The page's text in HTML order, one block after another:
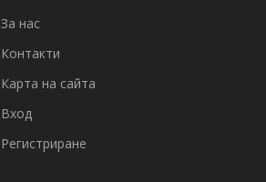
За нас
Контакти
Карта на сайта
Вход
Регистриране